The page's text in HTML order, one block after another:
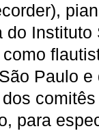
Paulo e
para